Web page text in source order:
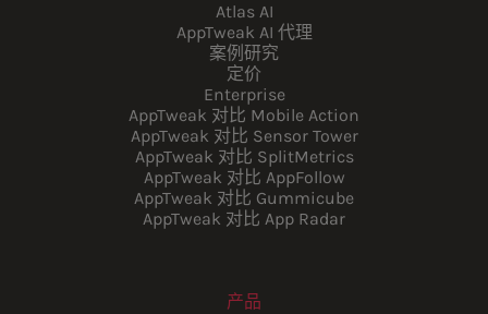
Atlas AI
AppTweak AI 代理
案例研究
定价
Enterprise
AppTweak 对比 Mobile Action
AppTweak 对比 Sensor Tower
AppTweak 对比 SplitMetrics
AppTweak 对比 AppFollow
AppTweak 对比 Gummicube
AppTweak 对比 App Radar
产品